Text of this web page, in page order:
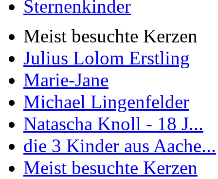
Sternenkinder
Meist besuchte Kerzen
Julius Lolom Erstling
Marie-Jane
Michael Lingenfelder
Natascha Knoll - 18 J...
die 3 Kinder aus Aache...
Meist besuchte Kerzen